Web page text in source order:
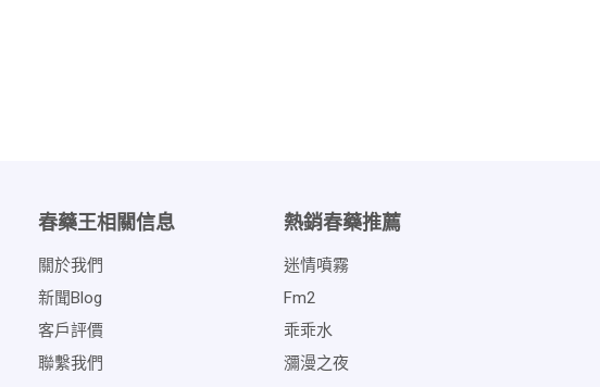
春藥王相關信息
關於我們
新聞blog
客戶評價
聯繫我們
熱銷春藥推薦
迷情噴霧
Fm2
乖乖水
瀰漫之夜